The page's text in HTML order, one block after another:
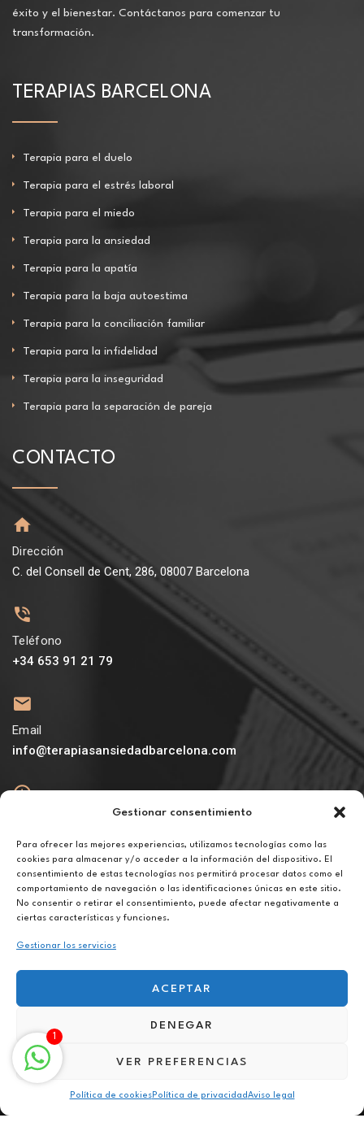
Gestionar consentimiento
Para ofrecer las mejores experiencias, utilizamos tecnologías como las
cookies para almacenar y/o acceder a la información del dispositivo. El
consentimiento de estas tecnologías nos permitirá procesar datos como el
comportamiento de navegación o las identificaciones únicas en este sitio.
No consentir o retirar el consentimiento, puede afectar negativamente a
ciertas características y funciones.
Gestionar los servicios
ACEPTAR
DENEGAR
VER PREFERENCIAS
Política de cookiesPolítica de privacidadAviso legal
éxito y el bienestar. Contáctanos para comenzar tu
transformación.
TERAPIAS BARCELONA
Terapia para el duelo
Terapia para el estrés laboral
Terapia para el miedo
Terapia para la ansiedad
Terapia para la apatía
Terapia para la baja autoestima
Terapia para la conciliación familiar
Terapia para la infidelidad
Terapia para la inseguridad
Terapia para la separación de pareja
CONTACTO
Dirección
C. del Consell de Cent, 286, 08007 Barcelona
Teléfono
+34 653 91 21 79
Email
info@terapiasansiedadbarcelona.com
De lunes a viernes de 10h a 20h
Aviso legal
Política de privacidad
Política de cookies
Terapia contra fobias sociales online en Amposta
1